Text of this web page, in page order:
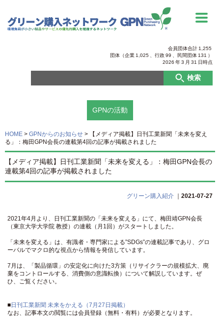
会員団体合計 1,255
団体（企業 1,025 、行政99 民間団体 131 ）
2026 年3 月 31 日時点
検索
GPNの活動
HOME > GPNからのお知らせ >
【メディア掲載】日刊工業新聞「未来を変え
る」：梅田GPN会長の連載第4回の記事が掲載されました
【メディア掲載】日刊工業新聞「未来を変える」：梅田GPN会長の
連載第4回の記事が掲載されました
グリーン購入紹介 ｜ 2021-07-27
2021年4月より、日刊工業新聞の「未来を変える」にて、梅田靖GPN会長
（東京大学大学院 教授）の連載（月1回）がスタートしました。
「未来を変える」は、有識者・専門家による”SDGs”の連載記事であり、グロ
ーバルでマクロ的な視点から情報を発信しています。
7月は、「製品循環」の安定化に向けた3方策（リサイクラーの規模拡大、廃
棄をコントロールする、消費側の意識転換）について解説しています。ぜ
ひ、ご覧ください。
■日刊工業新聞 未来をかえる（7月27日掲載）
なお、記事本文の閲覧には会員登録（無料・有料）が必要となります。